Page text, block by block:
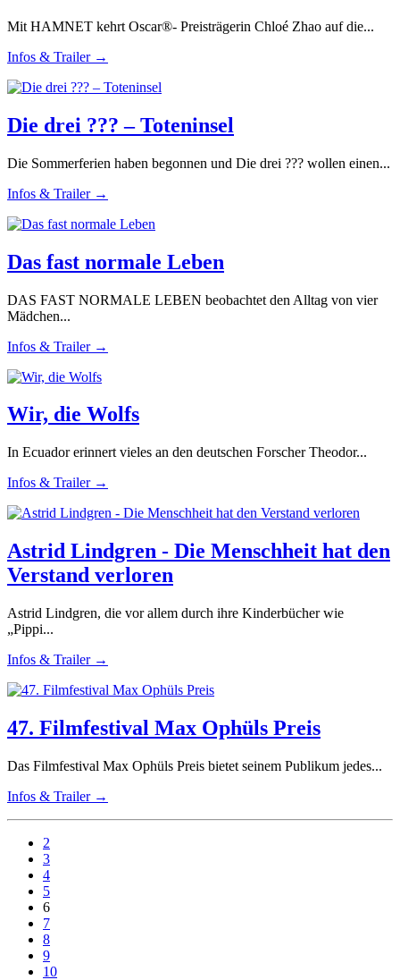
Mit HAMNET kehrt Oscar®- Preisträgerin Chloé Zhao auf die...
Infos & Trailer →
Die drei ??? – Toteninsel
Die Sommerferien haben begonnen und Die drei ??? wollen einen...
Infos & Trailer →
Das fast normale Leben
DAS FAST NORMALE LEBEN beobachtet den Alltag von vier
Mädchen...
Infos & Trailer →
Wir, die Wolfs
In Ecuador erinnert vieles an den deutschen Forscher Theodor...
Infos & Trailer →
Astrid Lindgren - Die Menschheit hat den
Verstand verloren
Astrid Lindgren, die vor allem durch ihre Kinderbücher wie
„Pippi...
Infos & Trailer →
47. Filmfestival Max Ophüls Preis
Das Filmfestival Max Ophüls Preis bietet seinem Publikum jedes...
Infos & Trailer →
2
3
4
5
6
7
8
9
10